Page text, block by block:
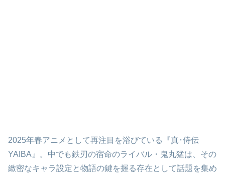
2025年春アニメとして再注目を浴びている『真･侍伝
YAIBA』。中でも鉄刃の宿命のライバル・鬼丸猛は、その
緻密なキャラ設定と物語の鍵を握る存在として話題を集め